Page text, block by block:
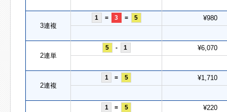
3連複
1 = 3 = 5 ¥980
2連単
5 - 1 ¥6,070
2連複
1 = 5 ¥1,710
1 = 5 ¥220